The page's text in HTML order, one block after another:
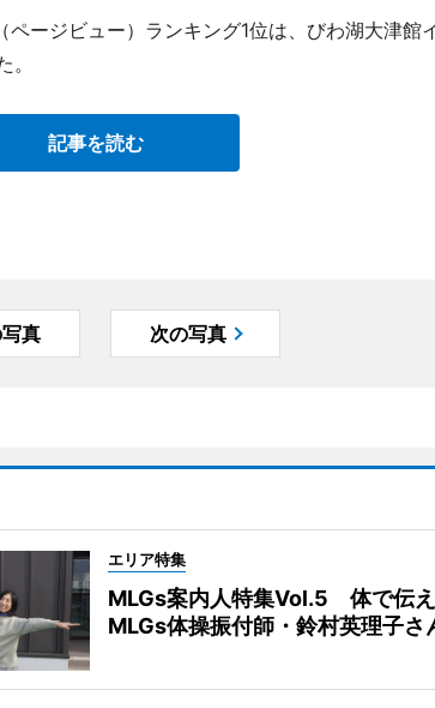
ージビュー）ランキング1位は、びわ湖大津館
記事を読む
真 次の写真
エリア特集
MLGs案内人特集Vol.5 体で伝
MLGs体操振付師・鈴村英理子さ